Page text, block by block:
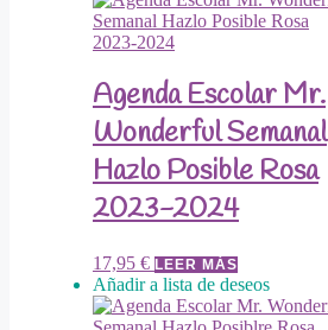
Agenda Escolar Mr.
Wonderful Semanal
Hazlo Posible Rosa
2023-2024
17,95 € LEER MÁS
Añadir a lista de deseos